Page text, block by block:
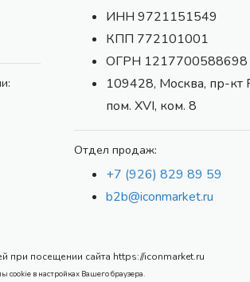
ИНН 9721151549
КПП 772101001
ОГРН 1217700588698
109428, Москва, пр-кт
пом. XVI, ком. 8
Отдел продаж:
+7 (926) 829 89 59
b2b@iconmarket.ru
при посещении сайта https://iconmarket.ru
cookie в настройках Вашего браузера.